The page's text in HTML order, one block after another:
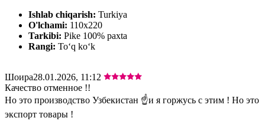
Ishlab chiqarish: Turkiya
O'lchami: 110х220
Tarkibi: Pike 100% paxta
Rangi: Toʻq koʻk
Шоира28.01.2026, 11:12
Качество отменное !!
Но это производство Узбекистан ☝️и я горжусь с этим ! Но это
экспорт товары !